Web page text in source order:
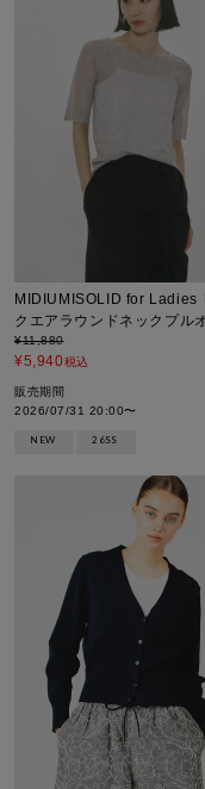
MIDIUMISOLID for Ladies
クエアラウンドネックプル
¥11,880
¥5,940税込
販売期間
2026/07/31 20:00〜
NEW 26SS